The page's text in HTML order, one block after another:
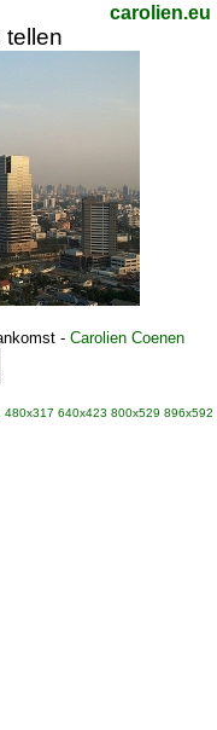
carolien.eu
tellen
- Carolien Coenen
480x317 640x423 800x529 896x592